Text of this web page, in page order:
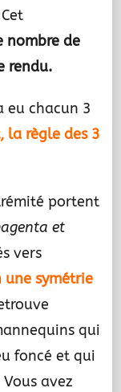
nombre de
rendu.
eu chacun 3
la règle des 3
portent
et
vers
symétrie
qui
foncé et qui
avez